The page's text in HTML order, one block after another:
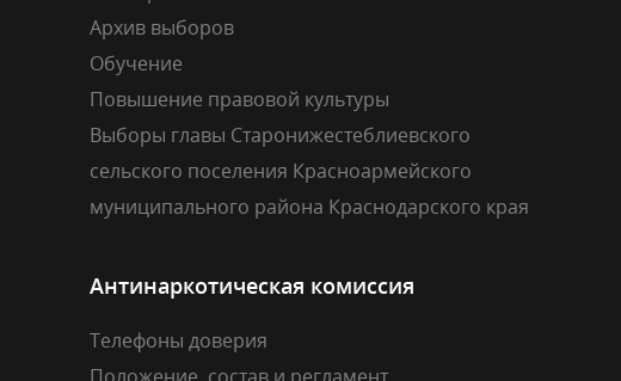
Архив выборов
Обучение
Повышение правовой культуры
Выборы главы Старонижестеблиевского
сельского поселения Красноармейского
муниципального района Краснодарского края
Антинаркотическая комиссия
Телефоны доверия